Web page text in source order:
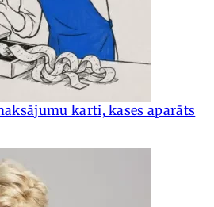
karti, kases aparāts